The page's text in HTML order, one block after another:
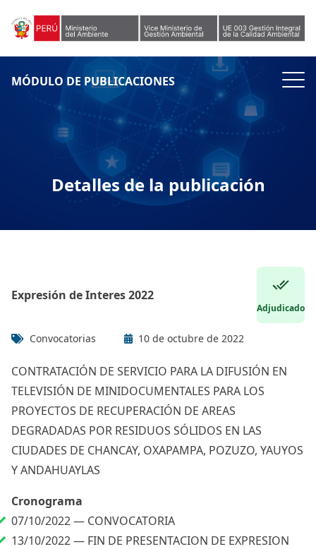
MÓDULO DE PUBLICACIONES
Detalles de la publicación
Expresión de Interes 2022
Adjudicado
Convocatorias 10 de octubre de 2022
CONTRATACIÓN DE SERVICIO PARA LA DIFUSIÓN EN
TELEVISIÓN DE MINIDOCUMENTALES PARA LOS
PROYECTOS DE RECUPERACIÓN DE AREAS
DEGRADADAS POR RESIDUOS SÓLIDOS EN LAS
CIUDADES DE CHANCAY, OXAPAMPA, POZUZO, YAUYOS
Y ANDAHUAYLAS
Cronograma
07/10/2022 — CONVOCATORIA
13/10/2022 — FIN DE PRESENTACION DE EXPRESION